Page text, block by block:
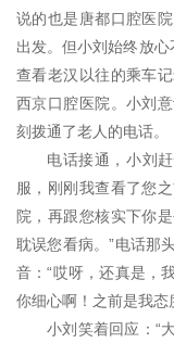
说的也是唐都口腔医
出发。但小刘始终放心
查看老汉以往的乘车
西京口腔医院。小刘
刻拨通了老人的电话。
电话接通，小刘
服，刚刚我查看了您
院，再跟您核实下你
耽误您看病。”电话那
音：“哎呀，还真是，
你细心啊！之前是我态
小刘笑着回应：“